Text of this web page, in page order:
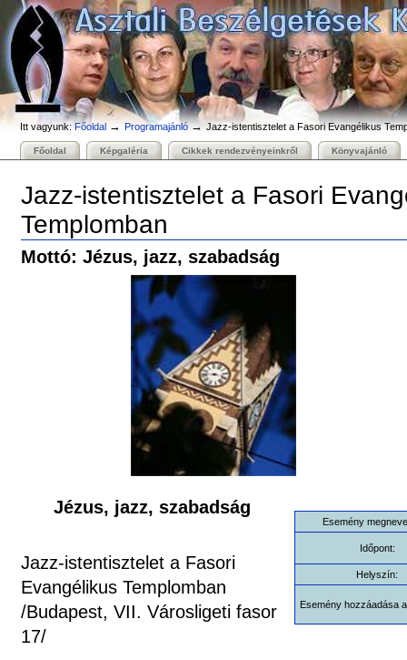
Tovább
tartalomhoz
Ugrás
navigációhoz
Személyes
eszközök
Itt vagyunk: Főoldal →Programajánló →Jazz-istentisztelet a Fasori Evangélikus
Bekezdések
Főoldal Képgaléria Cikkek rendezvényeinkről Könyvajánló
Jazz-istentisztelet a Fasori
Templomban
Mottó: Jézus, jazz, szabadság
Esemény
Időpont:
Helyszín:
Esemény hozzáadása
Jézus, jazz, szabadság
Jazz-istentisztelet a Fasori
Evangélikus Templomban
/Budapest, VII. Városligeti fasor
17/